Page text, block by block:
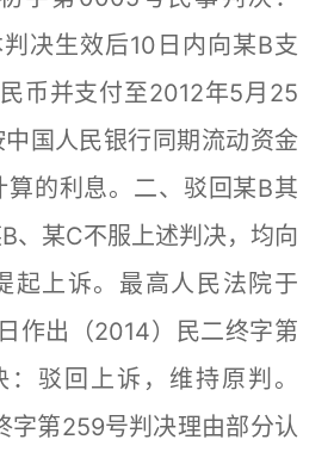
决生效后10日内向某B支
币并支付至2012年5月25
中国人民银行同期流动资金
算的利息。二、驳回某B其
、某C不服上述判决，均向
起上诉。最高人民法院于
作出（2014）民二终字第
驳回上诉，维持原判。
字第259号判决理由部分认